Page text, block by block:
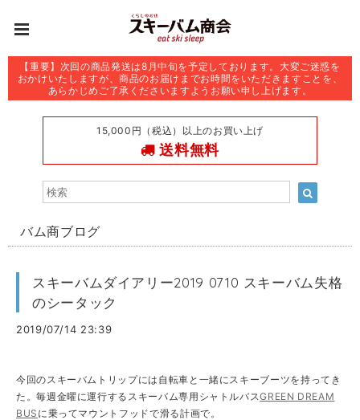
【重要】次回の商品発送は8月中旬を予定しております。大変ご迷惑を
おかけいたしますが、商品のお届けまでお時間をいただきますことを、
あらかじめご了承くださいますようお願い申し上げます。
15,000円（税込）以上のお買い上げ
送料無料
バム商ブログ
スキーバムダイアリー2019 0710 スキーバム失格
のシータック
2019/07/14 23:39
今回のスキーバムトリップには自転車と一緒にスキーブーツを持ってき
た。毎週金曜に運行するスキーバム専用シャトルバスGREEN DREAM
BUS に乗ってマウントフッドで滑る計画で。